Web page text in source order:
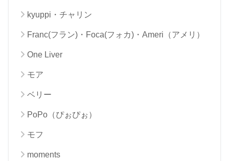
kyuppi・チャリン
Franc(フラン)・Foca(フォカ)・Ameri（アメリ）
One Liver
モア
ベリー
PoPo（ぴぉぴぉ）
モフ
moments